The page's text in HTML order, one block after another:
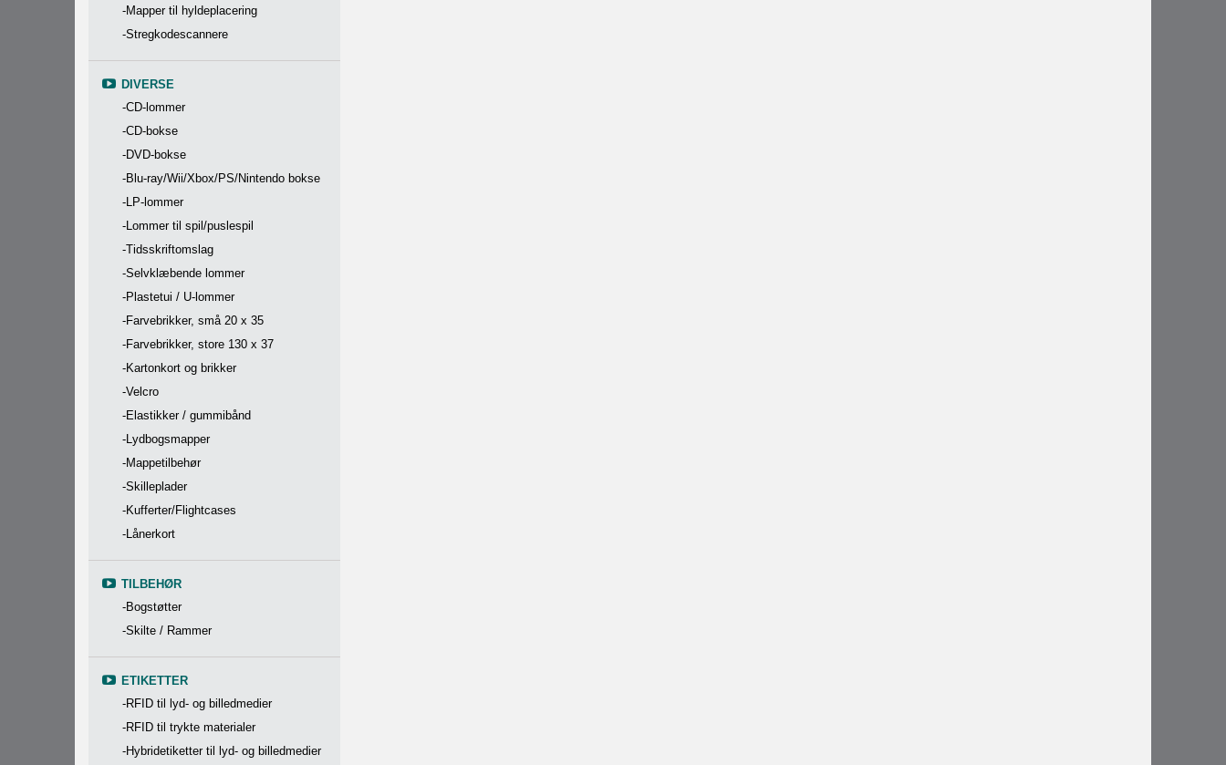
-Mapper til hyldeplacering
-Stregkodescannere
DIVERSE
-CD-lommer
-CD-bokse
-DVD-bokse
-Blu-ray/Wii/Xbox/PS/Nintendo bokse
-LP-lommer
-Lommer til spil/puslespil
-Tidsskriftomslag
-Selvklæbende lommer
-Plastetui / U-lommer
-Farvebrikker, små 20 x 35
-Farvebrikker, store 130 x 37
-Kartonkort og brikker
-Velcro
-Elastikker / gummibånd
-Lydbogsmapper
-Mappetilbehør
-Skilleplader
-Kufferter/Flightcases
-Lånerkort
TILBEHØR
-Bogstøtter
-Skilte / Rammer
ETIKETTER
-RFID til lyd- og billedmedier
-RFID til trykte materialer
-Hybridetiketter til lyd- og billedmedier